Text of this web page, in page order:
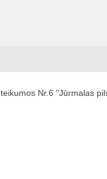
Nr.6 "Jūrmalas